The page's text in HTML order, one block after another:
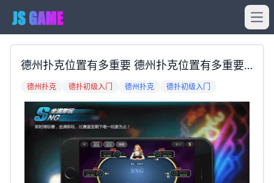
德州扑克位置有多重要 德州扑克位置有多重要
对于很多人生重大事件之所以错过，如爱情婚
姻、职场创业或其他，也许不是你不够好，只是
不那么巧&hellip;..所以，出场
德州扑克 德扑初级入门 德州扑克 德扑初级入门